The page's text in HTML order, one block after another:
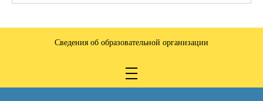
Сведения об образовательной организации